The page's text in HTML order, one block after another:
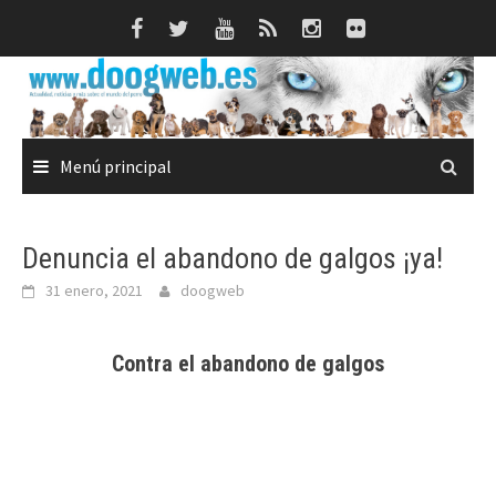
Menú principal
Denuncia el abandono de galgos ¡ya!
31 enero, 2021 doogweb
Contra el abandono de galgos